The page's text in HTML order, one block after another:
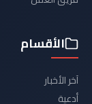
الأقسام
آخر الأخبار
أدعية